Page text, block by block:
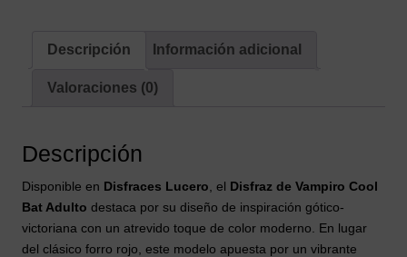
Murciélagos
Descripción Información adicional
Valoraciones (0)
Descripción
Disponible en Disfraces Lucero , el Disfraz de Vampiro Cool
Bat Adulto destaca por su diseño de inspiración gótico-
victoriana con un atrevido toque de color moderno. En lugar
del clásico forro rojo, este modelo apuesta por un vibrante